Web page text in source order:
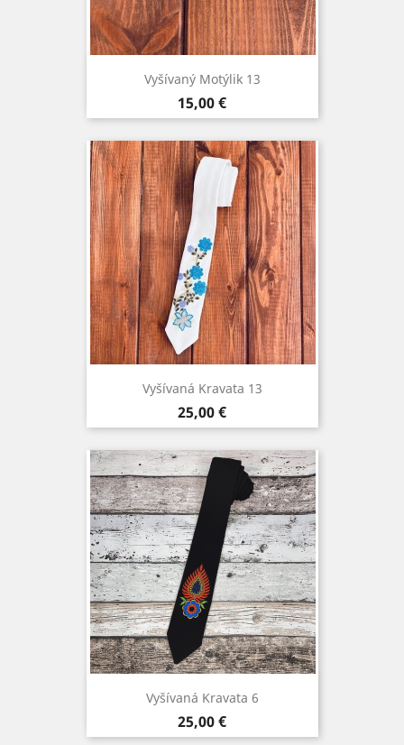
Vyšívaný Motýlik 13
Cena
15,00 €
Vyšívaná Kravata 13
Cena
25,00 €
Vyšívaná Kravata 6
Cena
25,00 €